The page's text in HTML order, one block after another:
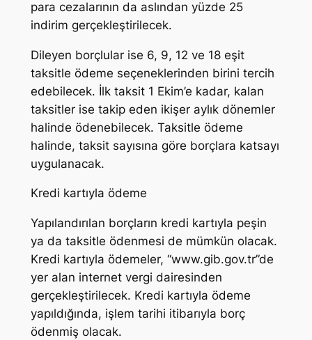
para cezalarının da aslından yüzde 25
indirim gerçekleştirilecek.
Dileyen borçlular ise 6, 9, 12 ve 18 eşit
taksitle ödeme seçeneklerinden birini tercih
edebilecek. İlk taksit 1 Ekim’e kadar, kalan
taksitler ise takip eden ikişer aylık dönemler
halinde ödenebilecek. Taksitle ödeme
halinde, taksit sayısına göre borçlara katsayı
uygulanacak.
Kredi kartıyla ödeme
Yapılandırılan borçların kredi kartıyla peşin
ya da taksitle ödenmesi de mümkün olacak.
Kredi kartıyla ödemeler, “www.gib.gov.tr”de
yer alan internet vergi dairesinden
gerçekleştirilecek. Kredi kartıyla ödeme
yapıldığında, işlem tarihi itibarıyla borç
ödenmiş olacak.